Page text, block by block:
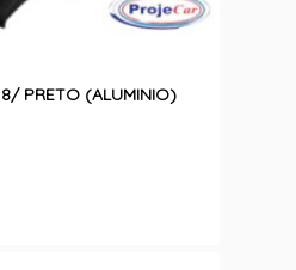
PRETO (ALUMINIO)